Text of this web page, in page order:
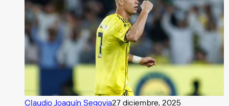
Claudio Joaquín Segovia27 diciembre, 2025